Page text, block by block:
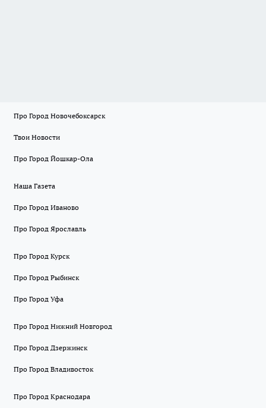
Про Город Новочебоксарск
Твои Новости
Про Город Йошкар-Ола
Наша Газета
Про Город Иваново
Про Город Ярославль
Про Город Курск
Про Город Рыбинск
Про Город Уфа
Про Город Нижний Новгород
Про Город Дзержинск
Про Город Владивосток
Про Город Краснодара